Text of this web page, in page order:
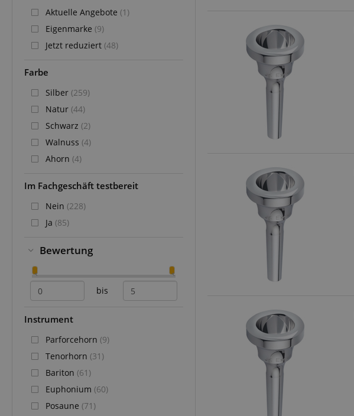
Aktuelle Angebote (1)
Eigenmarke (9)
Jetzt reduziert (48)
Farbe
Silber (259)
Natur (44)
Schwarz (2)
Walnuss (4)
Ahorn (4)
Im Fachgeschäft testbereit
Nein (228)
Ja (85)
Bewertung
bis
Instrument
Parforcehorn (9)
Tenorhorn (31)
Bariton (61)
Euphonium (60)
Posaune (71)